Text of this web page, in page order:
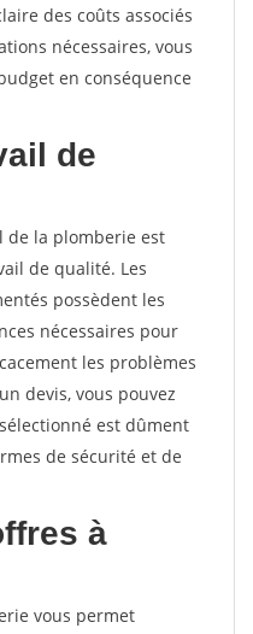
des coûts associés
nécessaires, vous
en conséquence
de
de la plomberie est
de qualité. Les
possèdent les
nécessaires pour
les problèmes
devis, vous pouvez
est dûment
de sécurité et de
à
vous permet